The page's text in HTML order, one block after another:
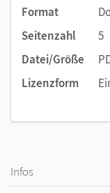
Format
Seitenzahl
5
Datei/Größe
Lizenzform
Infos